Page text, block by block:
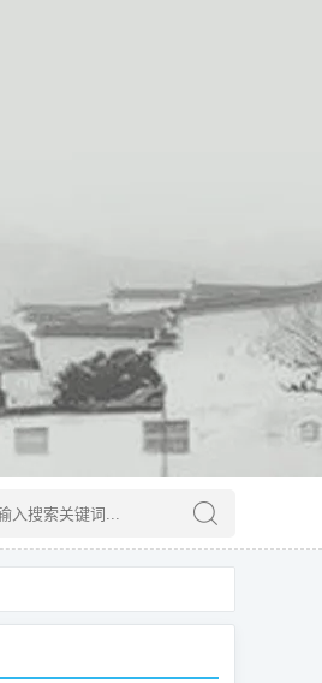
搜索关键词